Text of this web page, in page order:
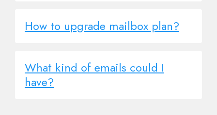
How to upgrade mailbox plan?
What kind of emails could I
have?